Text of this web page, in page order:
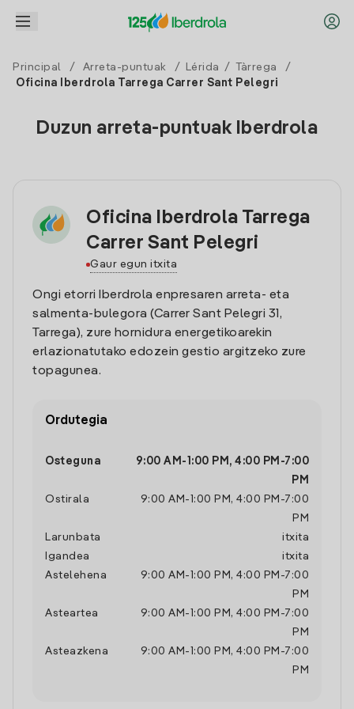
Principal / Arreta-puntuak / Lérida / Tàrrega
/
Oficina Iberdrola Tarrega Carrer Sant Pelegri
Duzun arreta-puntuak Iberdrola
Oficina Iberdrola Tarrega
Carrer Sant Pelegri
Gaur egun itxita
Ongi etorri Iberdrola enpresaren arreta- eta
salmenta-bulegora (Carrer Sant Pelegri 31,
Tarrega), zure hornidura energetikoarekin
erlazionatutako edozein gestio argitzeko zure
topagunea.
Ordutegia
Osteguna 9:00 AM - 1:00 PM , 4:00 PM -7:00
PM
Ostirala
9:00 AM - 1:00 PM , 4:00 PM -7:00
PM
Larunbata
itxita
Igandea
itxita
Astelehena
9:00 AM - 1:00 PM , 4:00 PM -7:00
PM
Asteartea
9:00 AM - 1:00 PM , 4:00 PM -7:00
PM
Asteazkena
9:00 AM - 1:00 PM , 4:00 PM -7:00
PM